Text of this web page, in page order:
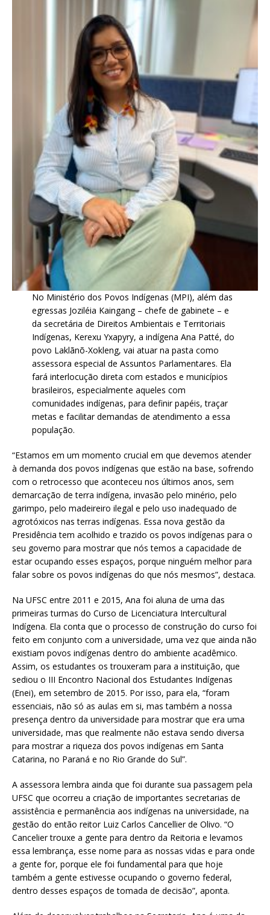
No Ministério dos Povos Indígenas (MPI), além das
egressas Joziléia Kaingang – chefe de gabinete – e
da secretária de Direitos Ambientais e Territoriais
Indígenas, Kerexu Yxapyry, a indígena Ana Patté, do
povo Laklãnõ-Xokleng, vai atuar na pasta como
assessora especial de Assuntos Parlamentares. Ela
fará interlocução direta com estados e municípios
brasileiros, especialmente aqueles com
comunidades indígenas, para definir papéis, traçar
metas e facilitar demandas de atendimento a essa
população.
“Estamos em um momento crucial em que devemos atender
à demanda dos povos indígenas que estão na base, sofrendo
com o retrocesso que aconteceu nos últimos anos, sem
demarcação de terra indígena, invasão pelo minério, pelo
garimpo, pelo madeireiro ilegal e pelo uso inadequado de
agrotóxicos nas terras indígenas. Essa nova gestão da
Presidência tem acolhido e trazido os povos indígenas para o
seu governo para mostrar que nós temos a capacidade de
estar ocupando esses espaços, porque ninguém melhor para
falar sobre os povos indígenas do que nós mesmos”, destaca.
Na UFSC entre 2011 e 2015, Ana foi aluna de uma das
primeiras turmas do Curso de Licenciatura Intercultural
Indígena. Ela conta que o processo de construção do curso foi
feito em conjunto com a universidade, uma vez que ainda não
existiam povos indígenas dentro do ambiente acadêmico.
Assim, os estudantes os trouxeram para a instituição, que
sediou o III Encontro Nacional dos Estudantes Indígenas
(Enei), em setembro de 2015. Por isso, para ela, “foram
essenciais, não só as aulas em si, mas também a nossa
presença dentro da universidade para mostrar que era uma
universidade, mas que realmente não estava sendo diversa
para mostrar a riqueza dos povos indígenas em Santa
Catarina, no Paraná e no Rio Grande do Sul”.
A assessora lembra ainda que foi durante sua passagem pela
UFSC que ocorreu a criação de importantes secretarias de
assistência e permanência aos indígenas na universidade, na
gestão do então reitor Luiz Carlos Cancellier de Olivo. “O
Cancelier trouxe a gente para dentro da Reitoria e levamos
essa lembrança, esse nome para as nossas vidas e para onde
a gente for, porque ele foi fundamental para que hoje
também a gente estivesse ocupando o governo federal,
dentro desses espaços de tomada de decisão”, aponta.